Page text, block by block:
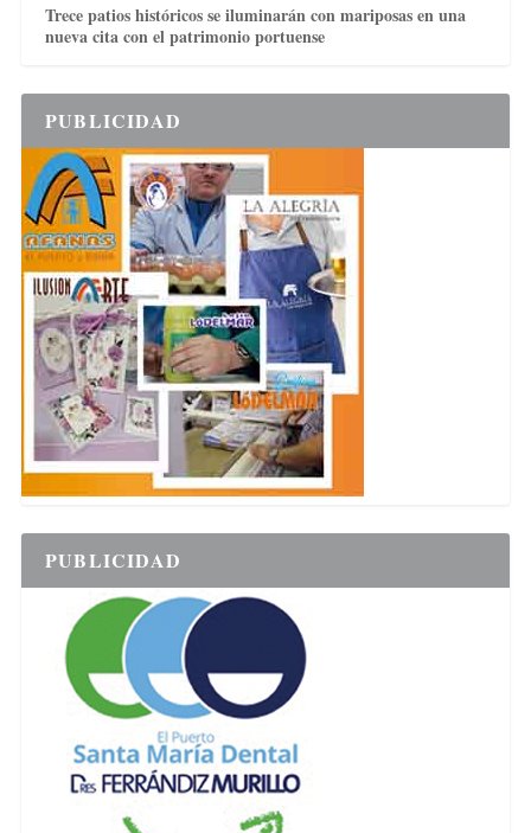
Trece patios históricos se iluminarán con mariposas en una
nueva cita con el patrimonio portuense
PUBLICIDAD
PUBLICIDAD